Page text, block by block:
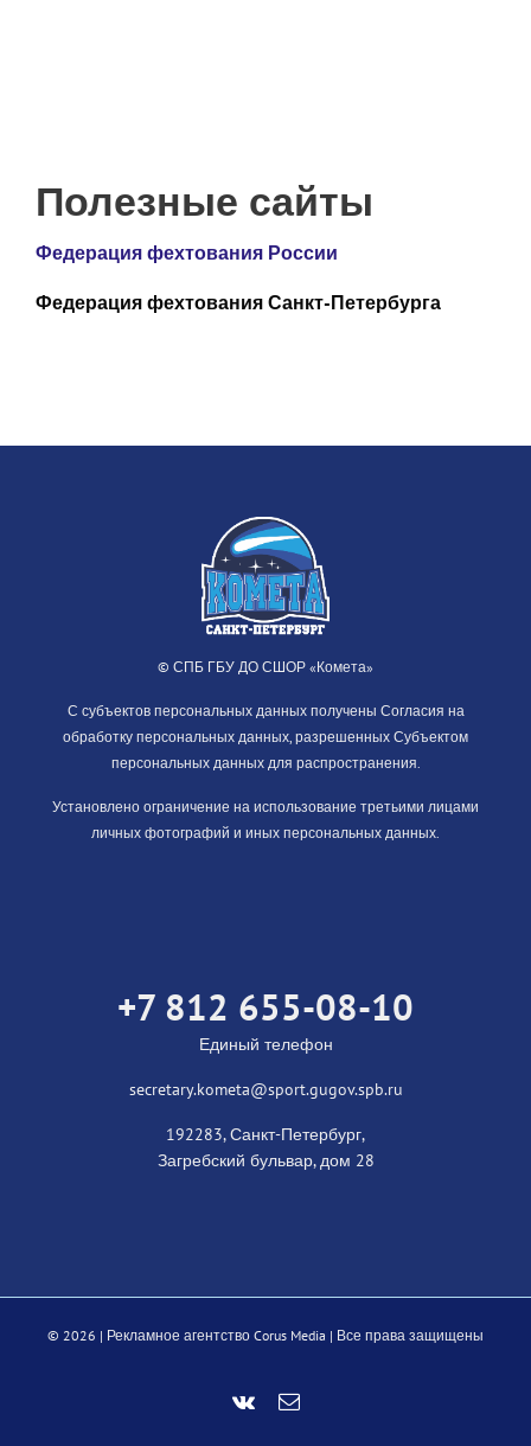
Полезные сайты
Федерация фехтования России
Федерация фехтования Санкт-Петербурга
© СПБ ГБУ ДО СШОР «Комета»
С субъектов персональных данных получены Согласия на
обработку персональных данных, разрешенных Субъектом
персональных данных для распространения.
Установлено ограничение на использование третьими лицами
личных фотографий и иных персональных данных.
+7 812 655-08-10
Единый телефон
secretary.kometa@sport.gugov.spb.ru
192283, Санкт-Петербург,
Загребский бульвар, дом 28
© 2026 | Рекламное агентство Corus Media | Все права защищены
Vk Email